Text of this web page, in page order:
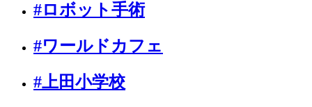
#ロボット手術
#ワールドカフェ
#上田小学校